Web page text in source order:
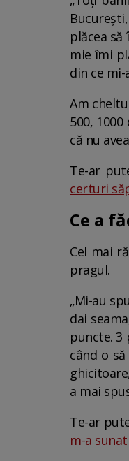
plăcea
mie îmi
din ce mi-
Am
500,
că nu
Te-ar
certuri
Ce a
Cel mai
pragul.
„Mi-au
dai
puncte. 3
când o
a mai
Te-ar
m-a